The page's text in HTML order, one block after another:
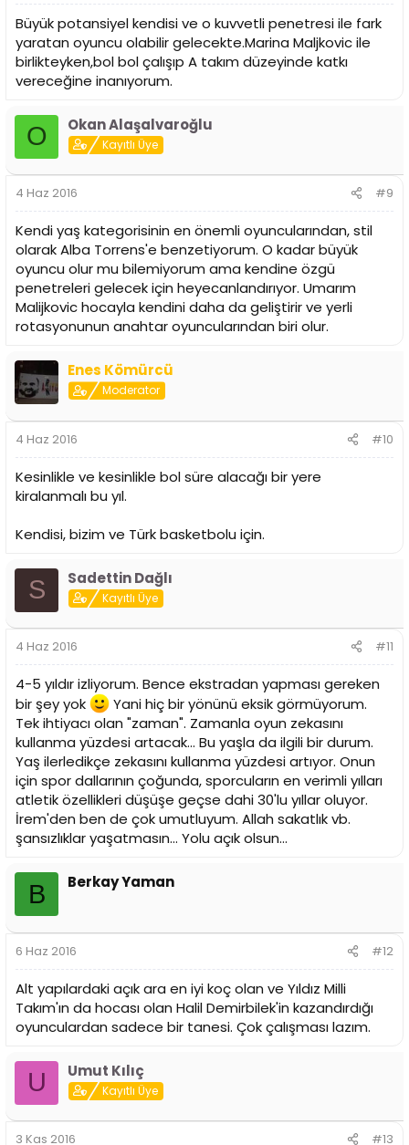
Büyük potansiyel kendisi ve o kuvvetli penetresi ile fark
yaratan oyuncu olabilir gelecekte.Marina Maljkovic ile
birlikteyken,bol bol çalışıp A takım düzeyinde katkı
vereceğine inanıyorum.
O Okan Alaşalvaroğlu
Kayıtlı Üye
4 Haz 2016 #9
Kendi yaş kategorisinin en önemli oyuncularından, stil
olarak Alba Torrens'e benzetiyorum. O kadar büyük
oyuncu olur mu bilemiyorum ama kendine özgü
penetreleri gelecek için heyecanlandırıyor. Umarım
Malijkovic hocayla kendini daha da geliştirir ve yerli
rotasyonunun anahtar oyuncularından biri olur.
Enes Kömürcü
Moderator
4 Haz 2016 #10
Kesinlikle ve kesinlikle bol süre alacağı bir yere
kiralanmalı bu yıl.
Kendisi, bizim ve Türk basketbolu için.
S Sadettin Dağlı
Kayıtlı Üye
4 Haz 2016 #11
4-5 yıldır izliyorum. Bence ekstradan yapması gereken
bir şey yok
Yani hiç bir yönünü eksik görmüyorum.
Tek ihtiyacı olan "zaman". Zamanla oyun zekasını
kullanma yüzdesi artacak... Bu yaşla da ilgili bir durum.
Yaş ilerledikçe zekasını kullanma yüzdesi artıyor. Onun
için spor dallarının çoğunda, sporcuların en verimli yılları
atletik özellikleri düşüşe geçse dahi 30'lu yıllar oluyor.
İrem'den ben de çok umutluyum. Allah sakatlık vb.
şansızlıklar yaşatmasın... Yolu açık olsun...
B Berkay Yaman
6 Haz 2016 #12
Alt yapılardaki açık ara en iyi koç olan ve Yıldız Milli
Takım'ın da hocası olan Halil Demirbilek'in kazandırdığı
oyunculardan sadece bir tanesi. Çok çalışması lazım.
U Umut Kılıç
Kayıtlı Üye
3 Kas 2016 #13